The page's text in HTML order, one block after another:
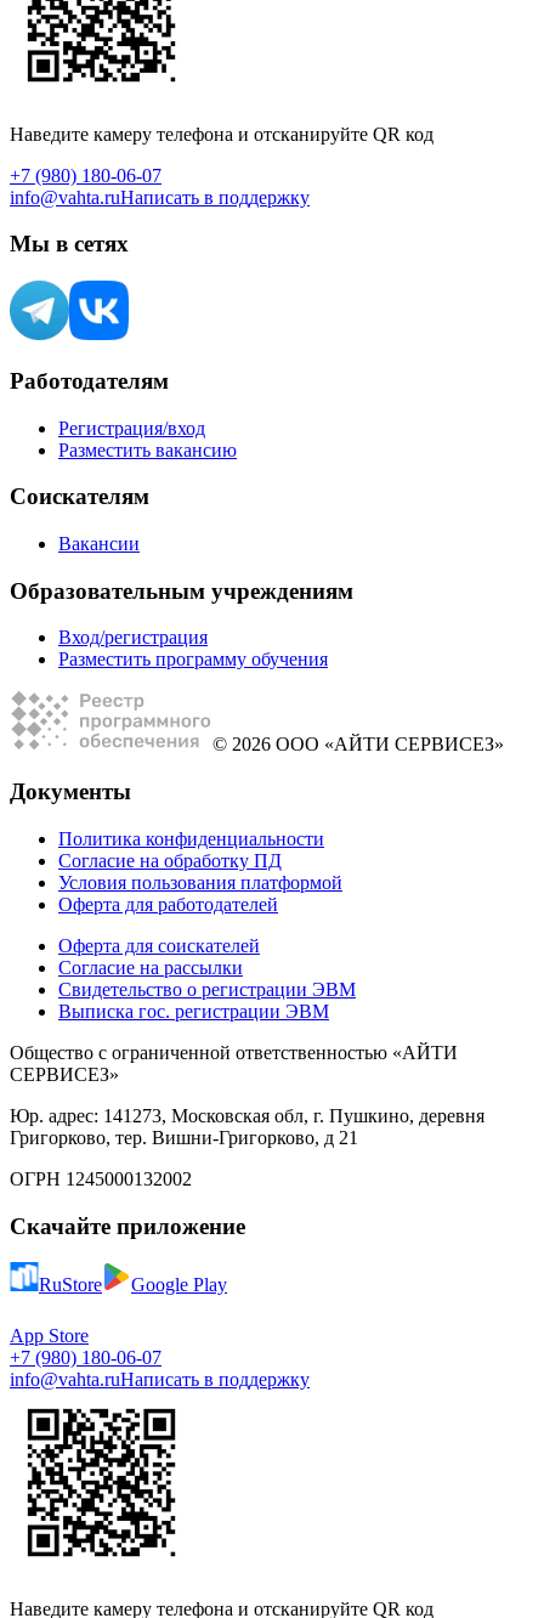
Наведите камеру телефона и отсканируйте QR код
+7 (980) 180-06-07
info@vahta.ruНаписать в поддержку
Мы в сетях
Работодателям
Регистрация/вход
Разместить вакансию
Соискателям
Вакансии
Образовательным учреждениям
Вход/регистрация
Разместить программу обучения
© 2026 ООО «АЙТИ СЕРВИСЕЗ»
Документы
Политика конфиденциальности
Согласие на обработку ПД
Условия пользования платформой
Оферта для работодателей
Оферта для соискателей
Согласие на рассылки
Свидетельство о регистрации ЭВМ
Выписка гос. регистрации ЭВМ
Общество с ограниченной ответственностью «АЙТИ
СЕРВИСЕЗ»
Юр. адрес: 141273, Московская обл, г. Пушкино, деревня
Григорково, тер. Вишни-Григорково, д 21
ОГРН 1245000132002
Скачайте приложение
RuStore Google Play
App Store
+7 (980) 180-06-07
info@vahta.ruНаписать в поддержку
Наведите камеру телефона и отсканируйте QR код